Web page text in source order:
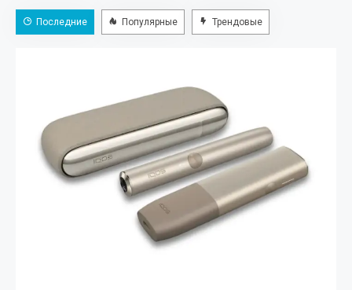
взрослых потребителей, которые хотят перейти на
современную альтернативу традиционному курению
передовые технологии и стильный дизайн, что
делает его выбором тех, кто ценит качество и
комфорт.…
Последние Популярные Трендовые